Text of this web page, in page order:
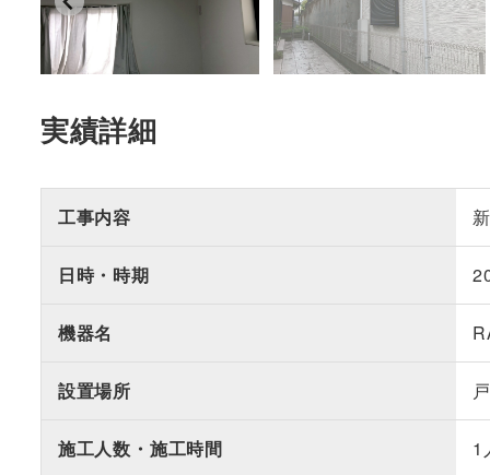
実績詳細
工事内容
日時・時期
機器名
設置場所
施工人数・施工時間 1